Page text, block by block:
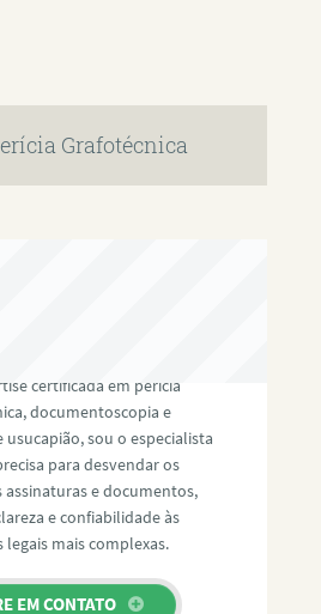
Grafotécnica
certificada em perícia
documentoscopia e
usucapião, sou o especialista
para desvendar os
assinaturas e documentos,
e confiabilidade às
legais mais complexas.
EM CONTATO